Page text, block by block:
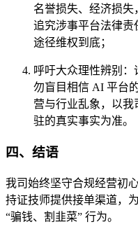
名誉损失、经济损失
追究涉事平台法律责
途径维权到底；
呼吁大众理性辨别 ：
勿盲目相信 AI 平台
营与行业乱象，以我
驻的真实事实为准。
四、结语
我司始终坚守合规经营初
持证技师提供接单渠道，
“骗钱、割韭菜” 行为。